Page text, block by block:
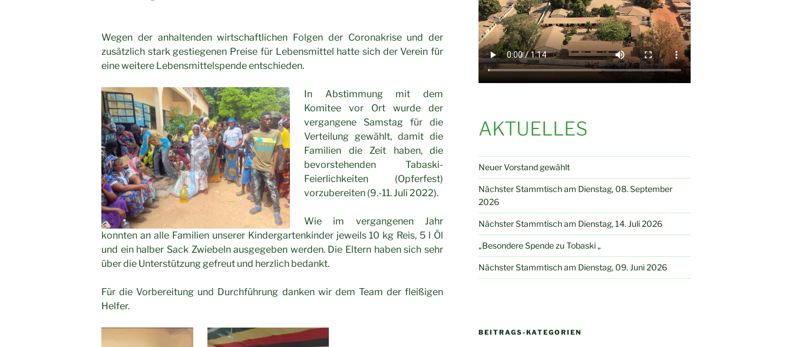
Wegen der anhaltenden wirtschaftlichen Folgen der Coronakrise und der
zusätzlich stark gestiegenen Preise für Lebensmittel hatte sich der Verein für
eine weitere Lebensmittelspende entschieden.
In Abstimmung mit dem
Komitee vor Ort wurde der
vergangene Samstag für die
Verteilung gewählt, damit die
Familien die Zeit haben, die
bevorstehenden Tabaski-
Feierlichkeiten (Opferfest)
vorzubereiten (9.-11. Juli 2022).
Wie im vergangenen Jahr
konnten an alle Familien unserer Kindergartenkinder jeweils 10 kg Reis, 5 l Öl
und ein halber Sack Zwiebeln ausgegeben werden. Die Eltern haben sich sehr
über die Unterstützung gefreut und herzlich bedankt.
Für die Vorbereitung und Durchführung danken wir dem Team der fleißigen
Helfer.
AKTUELLES
Neuer Vorstand gewählt
Nächster Stammtisch am Dienstag, 08. September
2026
Nächster Stammtisch am Dienstag, 14. Juli 2026
„Besondere Spende zu Tobaski „
Nächster Stammtisch am Dienstag, 09. Juni 2026
BEITRAGS-KATEGORIEN